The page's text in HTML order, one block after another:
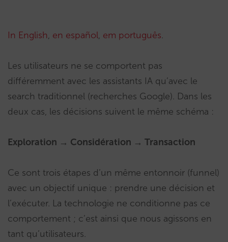
In English, en español, em português.
Les utilisateurs ne se comportent pas
différemment avec les assistants IA qu’avec le
search traditionnel (recherches Google). Dans les
deux cas, les décisions suivent le même schéma :
Exploration → Considération → Transaction
Ce sont trois étapes d’un même entonnoir (funnel)
avec un objectif unique : prendre une décision et
l’exécuter. La technologie ne conditionne pas ce
comportement ; c’est ainsi que nous agissons en
tant qu’utilisateurs.